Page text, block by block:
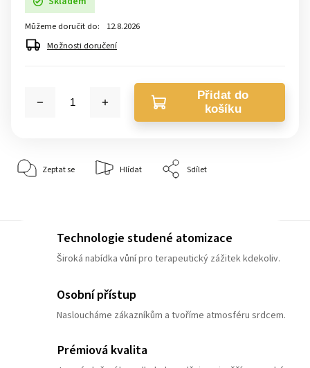
Můžeme doručit do:
12.8.2026
Možnosti doručení
Přidat do
košíku
Zeptat se Hlídat Sdílet
Technologie studené atomizace
Široká nabídka vůní pro terapeutický zážitek kdekoliv.
Osobní přístup
Nasloucháme zákazníkům a tvoříme atmosféru srdcem.
Prémiová kvalita